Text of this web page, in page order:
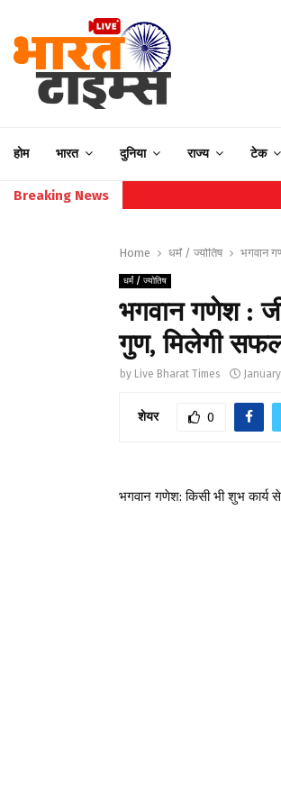
होम भारत दुनिया राज्य टेक
Breaking News
Home धर्मं / ज्योतिष भगवान
धर्मं / ज्योतिष
भगवान गणेश :
गुण, मिलेगी
by Live Bharat Times
शेयर 0
भगवान गणेश: किसी भी शुभ